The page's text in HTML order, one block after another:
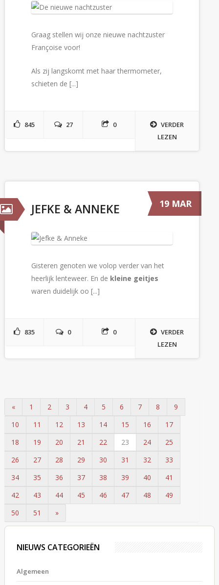
Graag stellen wij onze nieuwe nachtzuster
Françoise voor!
Als zij langskomt met haar thermometer,
schieten de [...]
845 27 0
VERDER
LEZEN
JEFKE & ANNEKE 19 MAR
Gisteren genoten we volop verder van het
heerlijk lenteweer. En de kleine geitjes
waren duidelijk oo [...]
835 0 0
VERDER
LEZEN
« 1 2 3 4 5 6 7 8
9
10
11 12 13 14 15 16
17
18
19 20 21 22 23 24
25
26
27 28 29 30 31 32
33
34
35 36 37 38 39 40
41
42
43 44 45 46 47 48
49
50
51 »
NIEUWS CATEGORIEËN
Algemeen